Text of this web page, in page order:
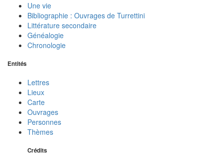
Une vie
Bibliographie : Ouvrages de Turrettini
Littérature secondaire
Généalogie
Chronologie
Entités
Lettres
Lieux
Carte
Ouvrages
Personnes
Thèmes
Crédits